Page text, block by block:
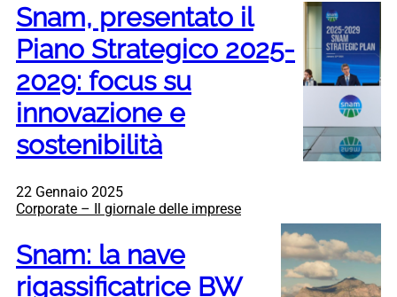
Snam, presentato il
Piano Strategico 2025-
2029: focus su
innovazione e
sostenibilità
22 Gennaio 2025
Corporate – Il giornale delle imprese
Snam: la nave
rigassificatrice BW